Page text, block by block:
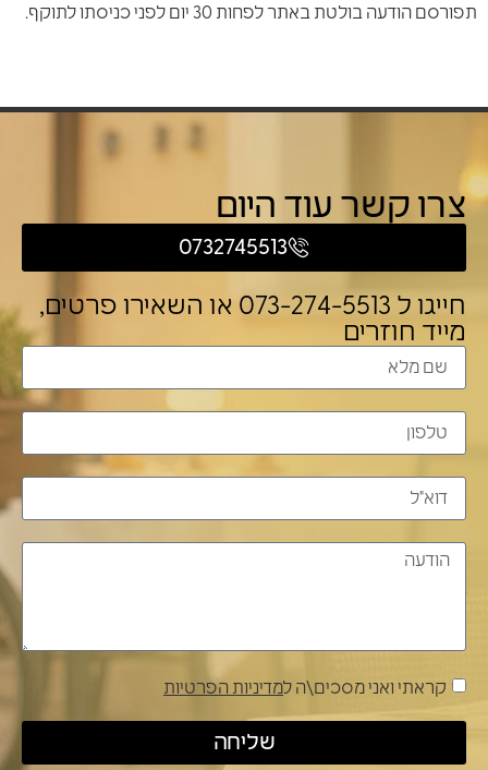
תפורסם הודעה בולטת באתר לפחות 30 יום לפני כניסתו לתוקף.
צרו קשר עוד היום
0732745513
חייגו ל 073-274-5513 או השאירו פרטים,
מייד חוזרים
קראתי ואני מסכים\ה למדיניות הפרטיות
שליחה